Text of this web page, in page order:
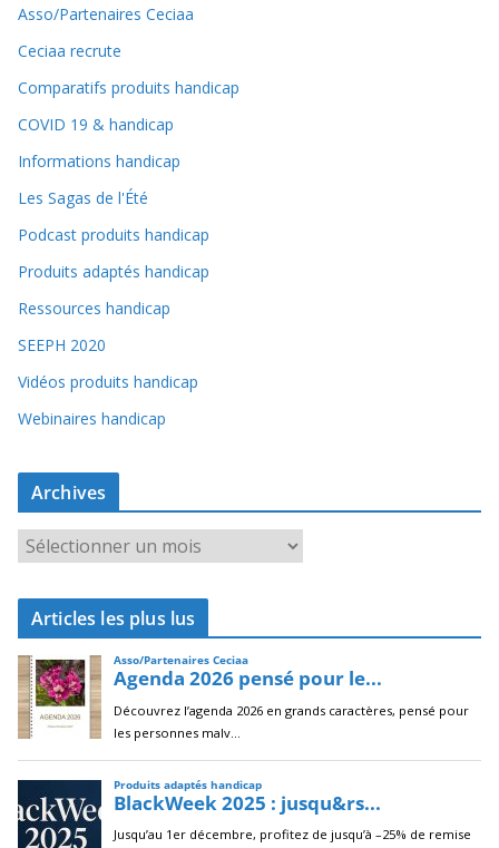
Asso/Partenaires Ceciaa
Ceciaa recrute
Comparatifs produits handicap
COVID 19 & handicap
Informations handicap
Les Sagas de l'Été
Podcast produits handicap
Produits adaptés handicap
Ressources handicap
SEEPH 2020
Vidéos produits handicap
Webinaires handicap
Archives
r
c
i
v
e
s
Articles les plus lus